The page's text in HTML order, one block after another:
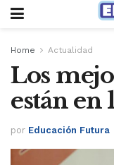
Home Actualidad
Los
están en
por Educación Futura